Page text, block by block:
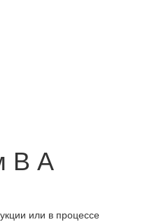
В А
или в процессе